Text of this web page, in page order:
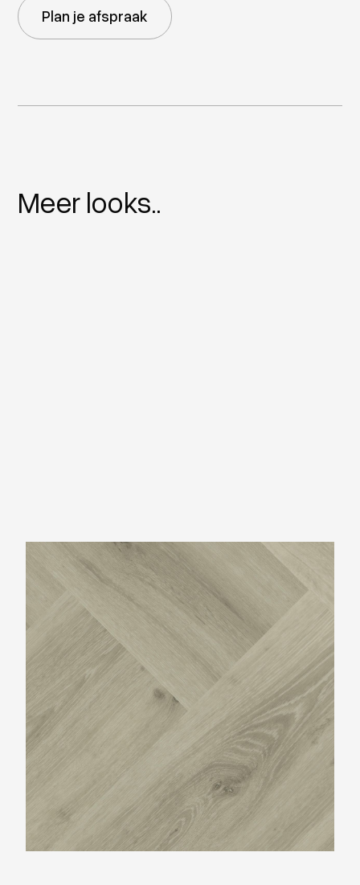
Plan je afspraak
Meer looks..
Montinique Progress Visgraat XL M-77814